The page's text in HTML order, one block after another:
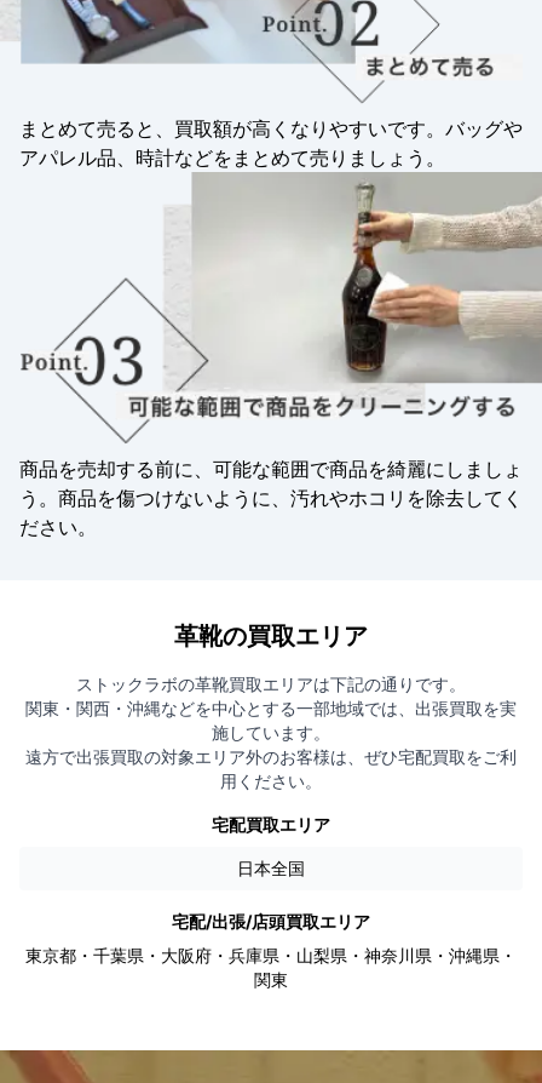
まとめて売ると、買取額が高くなりやすいです。バッグや
アパレル品、時計などをまとめて売りましょう。
商品を売却する前に、可能な範囲で商品を綺麗にしましょ
う。商品を傷つけないように、汚れやホコリを除去してく
ださい。
革靴の買取エリア
ストックラボの革靴買取エリアは下記の通りです。
関東・関西・沖縄などを中心とする一部地域では、出張買取を実
施しています。
遠方で出張買取の対象エリア外のお客様は、ぜひ宅配買取をご利
用ください。
宅配買取エリア
日本全国
宅配/出張/店頭買取エリア
東京都・千葉県・大阪府・兵庫県・山梨県・神奈川県・沖縄県・
関東